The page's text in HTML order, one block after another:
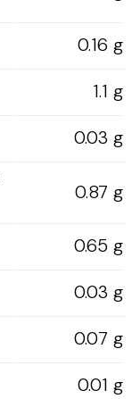
0.16 g
1.1 g
0.03 g
0.87 g
0.65 g
0.03 g
0.07 g
0.01 g